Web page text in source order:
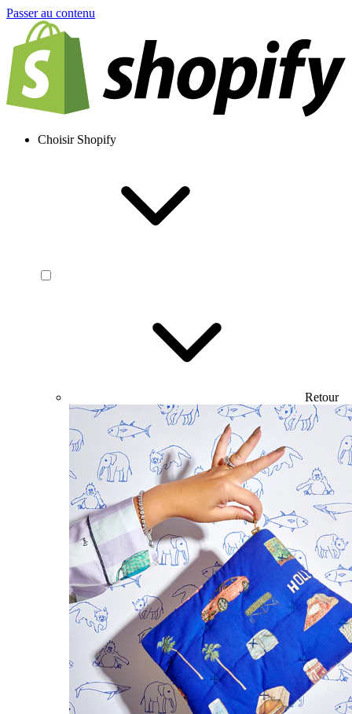
Passer au contenu
Choisir Shopify
Retour